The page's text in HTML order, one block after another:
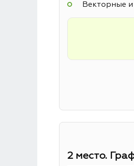
Векторные
2 место.